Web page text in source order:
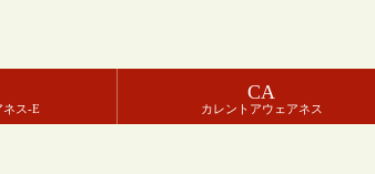
ネス-E
CA
カレントアウェアネス